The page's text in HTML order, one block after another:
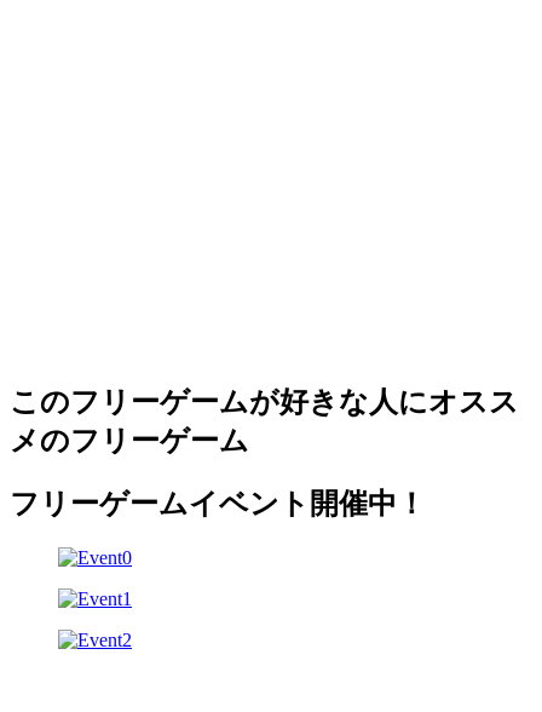
このフリーゲームが好きな人にオスス
メのフリーゲーム
フリーゲームイベント開催中！